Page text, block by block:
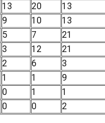
13 20
13
9 10
13
5 7
21
3 12
21
2 6
3
1 1
9
0 1
1
0 0 2